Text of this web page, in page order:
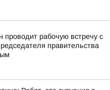
проводит рабочую встречу с
правительства